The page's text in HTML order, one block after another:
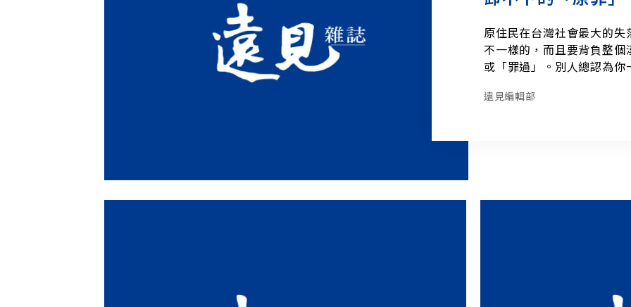
原住民在台灣社會最大的
不一樣的，而且要背負整
或「罪過」。別人總認為
人要我唱歌跳舞，可是我
遠見編輯部